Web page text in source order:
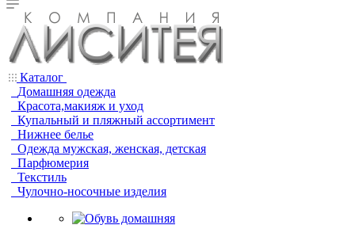
Каталог
Домашняя одежда
Красота,макияж и уход
Купальный и пляжный ассортимент
Нижнее белье
Одежда мужская, женская, детская
Парфюмерия
Текстиль
Чулочно-носочные изделия